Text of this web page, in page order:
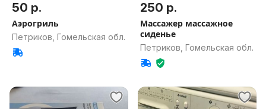
50 р.
Аэрогриль
Петриков, Гомельская обл.
250 р.
Массажер массажное
сиденье
Петриков, Гомельская обл.